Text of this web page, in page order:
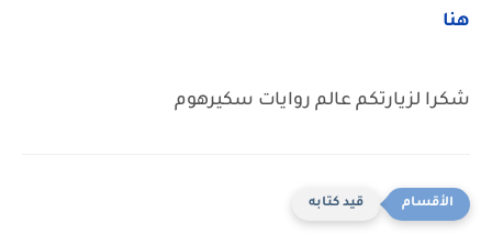
هنا
شكرا لزيارتكم عالم روايات سكيرهوم
قيد كتابه